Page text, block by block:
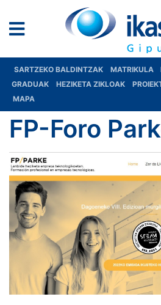
SARTZEKO BALDINTZAK MATRIKULA
GRADUAK
HEZIKETA ZIKLOAK
MAPA
FP-Foro